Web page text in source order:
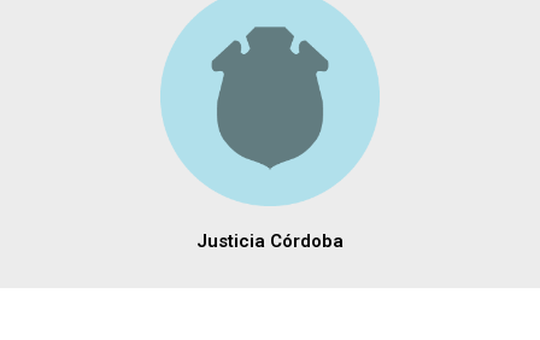
Justicia Córdoba